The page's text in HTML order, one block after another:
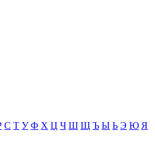
С Т У Ф Х Ц Ч Ш Щ Ъ Ы Ь Э Ю Я